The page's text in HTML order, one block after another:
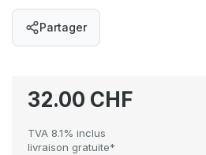
Partager
32.00 CHF
TVA 8.1% inclus
livraison gratuite*